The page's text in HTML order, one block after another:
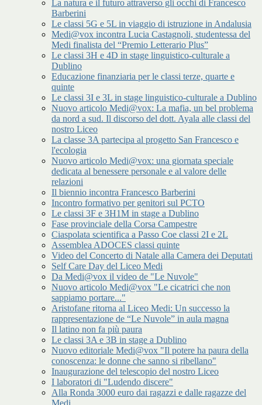
La natura e il futuro attraverso gli occhi di Francesco
Barberini
Le classi 5G e 5L in viaggio di istruzione in Andalusia
Medi@vox incontra Lucia Castagnoli, studentessa del
Medi finalista del “Premio Letterario Plus”
Le classi 3H e 4D in stage linguistico-culturale a
Dublino
Educazione finanziaria per le classi terze, quarte e
quinte
Le classi 3I e 3L in stage linguistico-culturale a Dublino
Nuovo articolo Medi@vox: La mafia, un bel problema
da nord a sud. Il discorso del dott. Ayala alle classi del
nostro Liceo
La classe 3A partecipa al progetto San Francesco e
l'ecologia
Nuovo articolo Medi@vox: una giornata speciale
dedicata al benessere personale e al valore delle
relazioni
Il biennio incontra Francesco Barberini
Incontro formativo per genitori sul PCTO
Le classi 3F e 3H1M in stage a Dublino
Fase provinciale della Corsa Campestre
Ciaspolata scientifica a Passo Coe classi 2I e 2L
Assemblea ADOCES classi quinte
Video del Concerto di Natale alla Camera dei Deputati
Self Care Day del Liceo Medi
Da Medi@vox il video de "Le Nuvole"
Nuovo articolo Medi@vox "Le cicatrici che non
sappiamo portare..."
Aristofane ritorna al Liceo Medi: Un successo la
rappresentazione de “Le Nuvole” in aula magna
Il latino non fa più paura
Le classi 3A e 3B in stage a Dublino
Nuovo editoriale Medi@vox "Il potere ha paura della
conoscenza: le donne che sanno si ribellano"
Inaugurazione del telescopio del nostro Liceo
I laboratori di "Ludendo discere"
Alla Ronda 3000 euro dai ragazzi e dalle ragazze del